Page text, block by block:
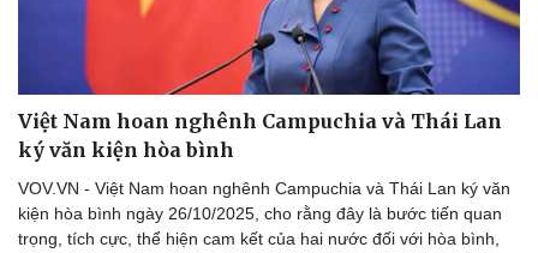
Việt Nam hoan nghênh Campuchia và Thái Lan
ký văn kiện hòa bình
VOV.VN - Việt Nam hoan nghênh Campuchia và Thái Lan ký văn
kiện hòa bình ngày 26/10/2025, cho rằng đây là bước tiến quan
trọng, tích cực, thể hiện cam kết của hai nước đối với hòa bình,